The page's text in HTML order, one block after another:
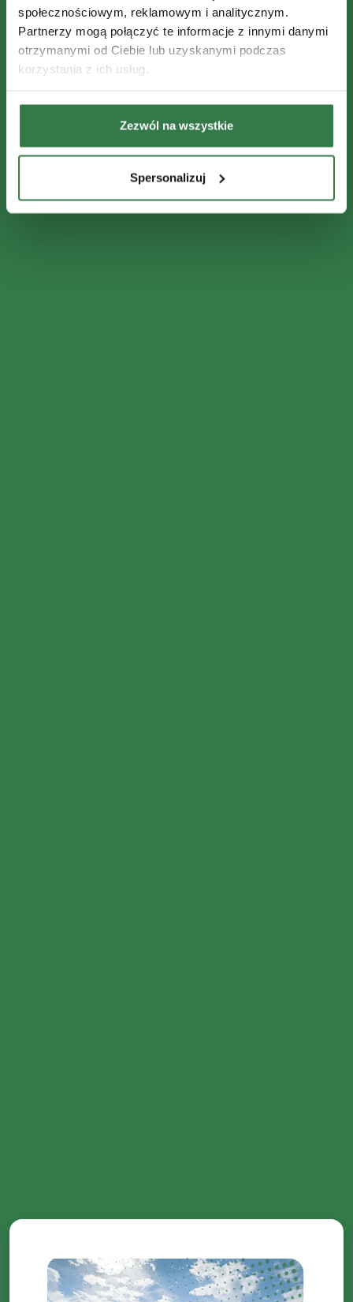
społecznościowym, reklamowym i analitycznym.
Partnerzy mogą połączyć te informacje z innymi danymi
otrzymanymi od Ciebie lub uzyskanymi podczas
korzystania z ich usług.
Zezwól na wszystkie
Spersonalizuj